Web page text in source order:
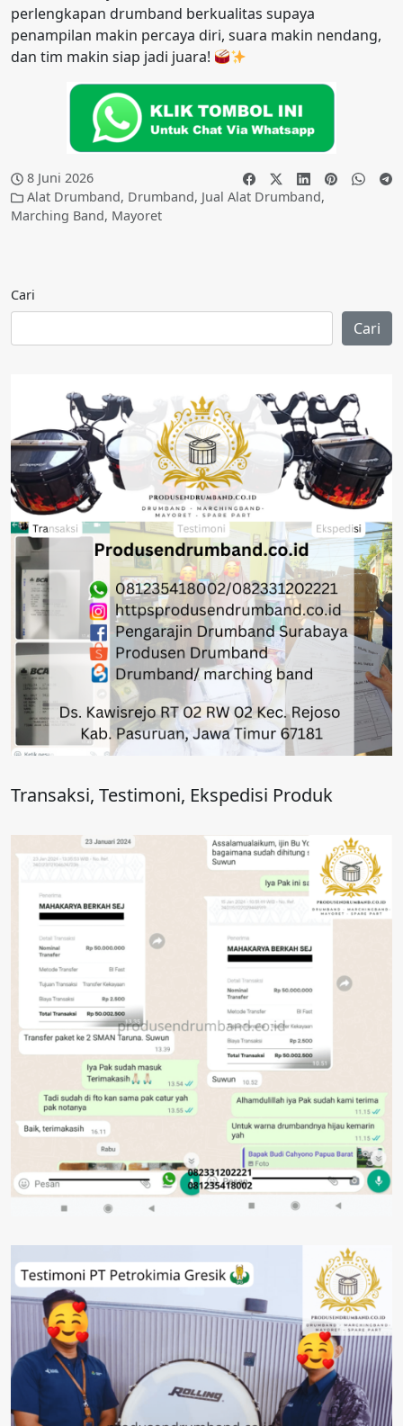
perlengkapan drumband berkualitas supaya
penampilan makin percaya diri, suara makin nendang,
dan tim makin siap jadi juara!
8 Juni 2026
Alat Drumband, Drumband, Jual Alat Drumband,
Marching Band, Mayoret
Cari
Cari
Transaksi, Testimoni, Ekspedisi Produk